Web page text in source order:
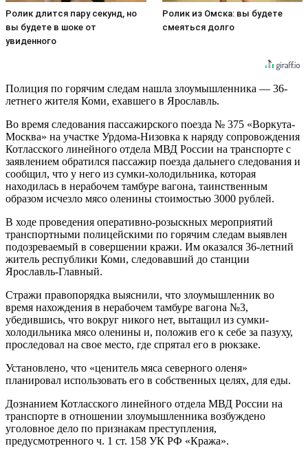
Ролик длится пару секунд, но
вы будете в шоке от
увиденного
Ролик из Омска: вы будете
смеяться долго
Полиция по горячим следам нашла злоумышленника — 36-
летнего жителя Коми, ехавшего в Ярославль.
Во время следования пассажирского поезда № 375 «Воркута-
Москва» на участке Урдома-Низовка к наряду сопровождения
Котласского линейного отдела МВД России на транспорте с
заявлением обратился пассажир поезда дальнего следования и
сообщил, что у него из сумки-холодильника, которая
находилась в нерабочем тамбуре вагона, таинственным
образом исчезло мясо оленины стоимостью 3000 рублей.
В ходе проведения оперативно-розыскных мероприятий
транспортными полицейскими по горячим следам выявлен
подозреваемый в совершении кражи. Им оказался 36-летний
житель республики Коми, следовавший до станции
Ярославль-Главный.
Стражи правопорядка выяснили, что злоумышленник во
время нахождения в нерабочем тамбуре вагона №3,
убедившись, что вокруг никого нет, вытащил из сумки-
холодильника мясо оленины и, положив его к себе за пазуху,
проследовал на свое место, где спрятал его в рюкзаке.
Установлено, что «ценитель мяса северного оленя»
планировал использовать его в собственных целях, для еды.
Дознанием Котласского линейного отдела МВД России на
транспорте в отношении злоумышленника возбуждено
уголовное дело по признакам преступления,
предусмотренного ч. 1 ст. 158 УК РФ «Кража».